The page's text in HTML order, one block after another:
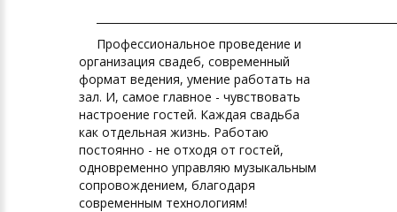
Профессиональное проведение и
организация свадеб, современный
формат ведения, умение работать на
зал. И, самое главное - чувствовать
настроение гостей. Каждая свадьба
как отдельная жизнь. Работаю
постоянно - не отходя от гостей,
одновременно управляю музыкальным
сопровождением, благодаря
современным технологиям!